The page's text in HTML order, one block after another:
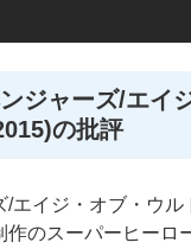
ジャーズ/エイ
の批評
/エイジ・オブ・ウ
のスーパーヒーロ